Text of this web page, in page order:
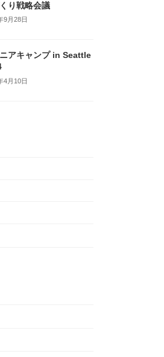
り戦略会議
9月28日
アキャンプ in Seattle
4月10日